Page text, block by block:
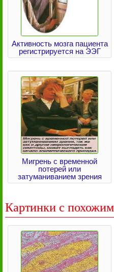
Активность мозга пациента
регистрируется на ЭЭГ
Мигрень с временной
потерей или
затуманиванием зрения
Картинки с